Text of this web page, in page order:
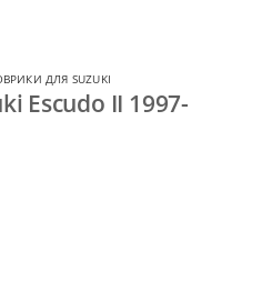
ДЛЯ SUZUKI
Escudo II 1997-